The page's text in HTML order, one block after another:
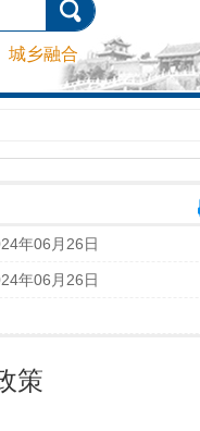
城乡融合
年06月26日
年06月26日
策